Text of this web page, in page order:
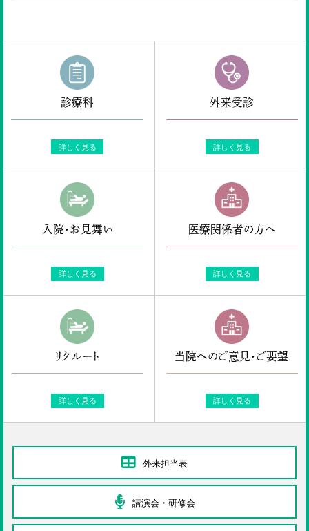
診療科
詳しく見る
外来受診
詳しく見る
入院・お見舞い
詳しく見る
医療関係者の方へ
詳しく見る
リクルート
詳しく見る
当院へのご意見・ご要望
詳しく見る
外来担当表
講演会・研修会